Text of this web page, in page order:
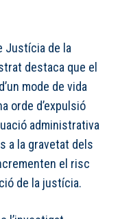
Justícia de la
destaca que el
mode de vida
orde d’expulsió
administrativa
a la gravetat dels
el risc
de la justícia.